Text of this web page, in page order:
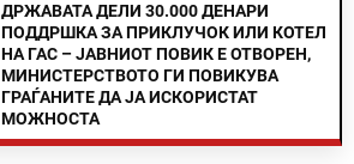
ДРЖАВАТА ДЕЛИ 30.000 ДЕНАРИ
ПОДДРШКА ЗА ПРИКЛУЧОК ИЛИ КОТЕЛ
НА ГАС – ЈАВНИОТ ПОВИК Е ОТВОРЕН,
МИНИСТЕРСТВОТО ГИ ПОВИКУВА
ГРАЃАНИТЕ ДА ЈА ИСКОРИСТАТ
МОЖНОСТА